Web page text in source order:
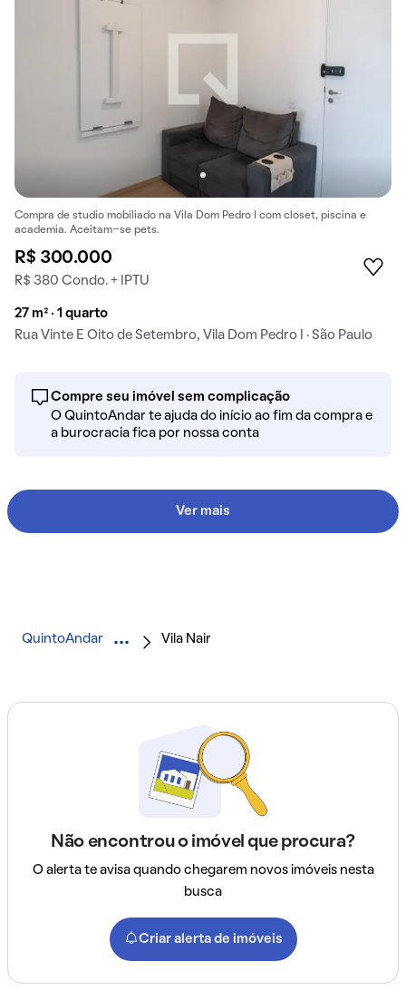
Compra de studio mobiliado na Vila Dom Pedro I com closet, piscina e
academia. Aceitam-se pets.
R$ 300.000
R$ 380 Condo. + IPTU
27 m² · 1 quarto
Rua Vinte E Oito de Setembro, Vila Dom Pedro I · São Paulo
Compre seu imóvel sem complicação
O QuintoAndar te ajuda do início ao fim da compra e
a burocracia fica por nossa conta
Ver mais
QuintoAndar Vila Nair
Não encontrou o imóvel que procura?
O alerta te avisa quando chegarem novos imóveis nesta
busca
Criar alerta de imóveis